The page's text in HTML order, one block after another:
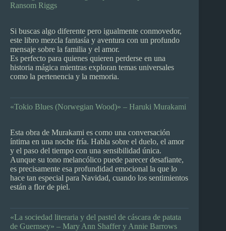
Ransom Riggs
Si buscas algo diferente pero igualmente conmovedor,
este libro mezcla fantasía y aventura con un profundo
mensaje sobre la familia y el amor.
Es perfecto para quienes quieren perderse en una
historia mágica mientras exploran temas universales
como la pertenencia y la memoria.
«Tokio Blues (Norwegian Wood)» – Haruki Murakami
Esta obra de Murakami es como una conversación
íntima en una noche fría. Habla sobre el duelo, el amor
y el paso del tiempo con una sensibilidad única.
Aunque su tono melancólico puede parecer desafiante,
es precisamente esa profundidad emocional la que lo
hace tan especial para Navidad, cuando los sentimientos
están a flor de piel.
«La sociedad literaria y del pastel de cáscara de patata
de Guernsey» – Mary Ann Shaffer y Annie Barrows